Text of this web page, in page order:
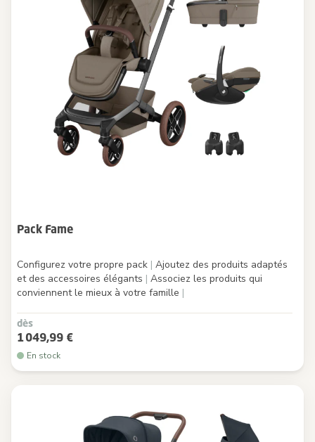
Pack Fame
Configurez votre propre pack | Ajoutez des produits adaptés
et des accessoires élégants | Associez les produits qui
conviennent le mieux à votre famille |
dès
1 049,99 €
En stock